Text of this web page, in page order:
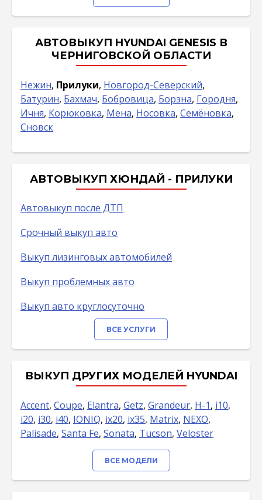
АВТОВЫКУП HYUNDAI GENESIS В
ЧЕРНИГОВСКОЙ ОБЛАСТИ
Нежин, Прилуки, Новгород-Северский,
Батурин, Бахмач, Бобровица, Борзна, Городня,
Ичня, Корюковка, Мена, Носовка, Семёновка,
Сновск
АВТОВЫКУП ХЮНДАЙ - ПРИЛУКИ
Автовыкуп после ДТП
Срочный выкуп авто
Выкуп лизинговых автомобилей
Выкуп проблемных авто
Выкуп авто круглосуточно
ВСЕ УСЛУГИ
ВЫКУП ДРУГИХ МОДЕЛЕЙ HYUNDAI
Accent, Coupe, Elantra, Getz, Grandeur, H-1, i10,
i20, i30, i40, IONIQ, ix20, ix35, Matrix, NEXO,
Palisade, Santa Fe, Sonata, Tucson, Veloster
ВСЕ МОДЕЛИ